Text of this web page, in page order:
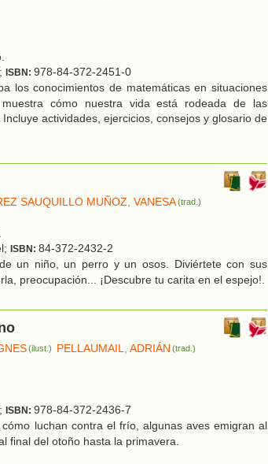
ISBN: 978-84-372-2451-0
los conocimientos de matemáticas en situaciones
cómo nuestra vida está rodeada de las
actividades, ejercicios, consejos y glosario de
SAUQUILLO MUÑOZ, VANESA(trad.)
ISBN: 84-372-2432-2
un niño, un perro y un osos. Diviértete con sus
preocupación... ¡Descubre tu carita en el espejo!.
(ilust.) PELLAUMAIL, ADRIÁN (trad.)
ISBN: 978-84-372-2436-7
luchan contra el frío, algunas aves emigran al
final del otoño hasta la primavera.